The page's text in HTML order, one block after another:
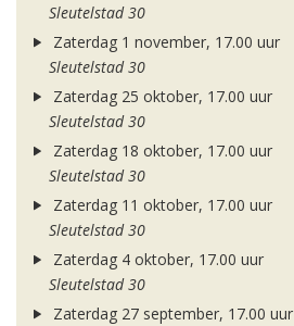
Sleutelstad 30
Zaterdag 1 november, 17.00 uur
Sleutelstad 30
Zaterdag 25 oktober, 17.00 uur
Sleutelstad 30
Zaterdag 18 oktober, 17.00 uur
Sleutelstad 30
Zaterdag 11 oktober, 17.00 uur
Sleutelstad 30
Zaterdag 4 oktober, 17.00 uur
Sleutelstad 30
Zaterdag 27 september, 17.00 uur